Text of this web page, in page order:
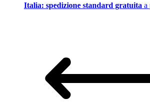
Italia: spedizione standard gratuita a